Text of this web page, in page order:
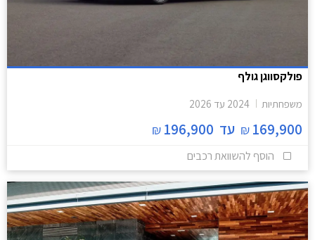
פולקסווגן גולף
משפחתיות 2024 עד 2026
169,900
₪ עד 196,900
₪
הוסף להשוואת רכבים